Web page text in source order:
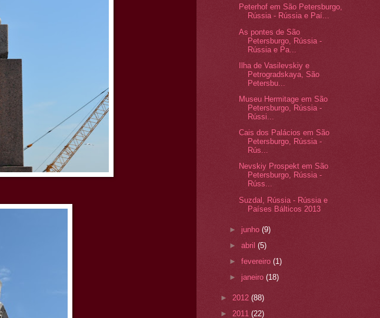
Peterhof em São Petersburgo,
Rússia - Rússia e Paí...
As pontes de São
Petersburgo, Rússia -
Rússia e Pa...
Ilha de Vasilevskiy e
Petrogradskaya, São
Petersbu...
Museu Hermitage em São
Petersburgo, Rússia -
Rússi...
Cais dos Palácios em São
Petersburgo, Rússia -
Rús...
Nevskiy Prospekt em São
Petersburgo, Rússia -
Rúss...
Suzdal, Rússia - Rússia e
Países Bálticos 2013
► junho(9)
►abril(5)
►fevereiro(1)
► janeiro(18)
► 2012 (88)
► 2011 (22)